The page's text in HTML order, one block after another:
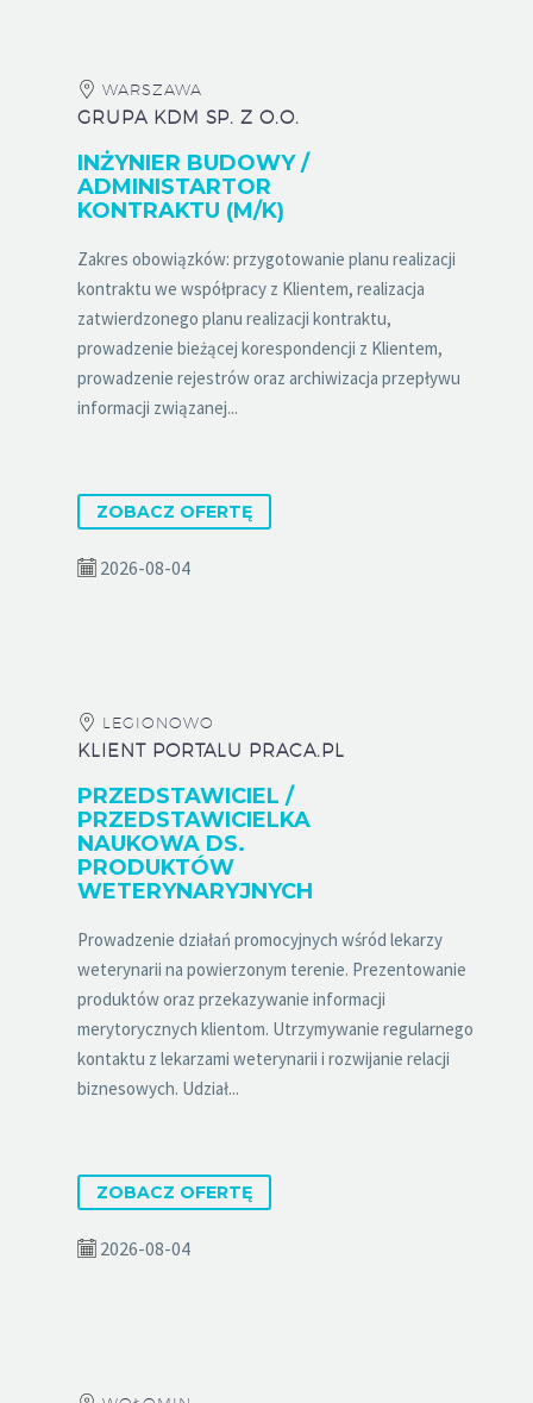
WARSZAWA
GRUPA KDM SP. Z O.O.
INŻYNIER BUDOWY /
ADMINISTARTOR
KONTRAKTU (M/K)
Zakres obowiązków: przygotowanie planu realizacji
kontraktu we współpracy z Klientem, realizacja
zatwierdzonego planu realizacji kontraktu,
prowadzenie bieżącej korespondencji z Klientem,
prowadzenie rejestrów oraz archiwizacja przepływu
informacji związanej...
ZOBACZ OFERTĘ
2026-08-04
LEGIONOWO
KLIENT PORTALU PRACA.PL
PRZEDSTAWICIEL /
PRZEDSTAWICIELKA
NAUKOWA DS.
PRODUKTÓW
WETERYNARYJNYCH
Prowadzenie działań promocyjnych wśród lekarzy
weterynarii na powierzonym terenie. Prezentowanie
produktów oraz przekazywanie informacji
merytorycznych klientom. Utrzymywanie regularnego
kontaktu z lekarzami weterynarii i rozwijanie relacji
biznesowych. Udział...
ZOBACZ OFERTĘ
2026-08-04